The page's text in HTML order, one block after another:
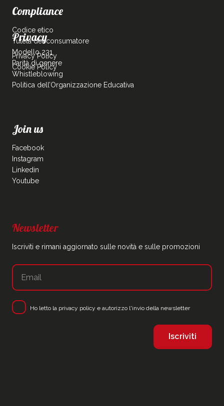
Compliance
Codice etico
Tutela del consumatore
Modello 231
Parità di genere
Whistleblowing
Politica dell’Organizzazione Educativa
Privacy
Privacy Policy
Cookie Policy
Join us
Facebook
Instagram
Linkedin
Youtube
Newsletter
Iscriviti e rimani aggiornato sulle novità e sulle promozioni
Ho letto la privacy policy e autorizzo l'invio della newsletter